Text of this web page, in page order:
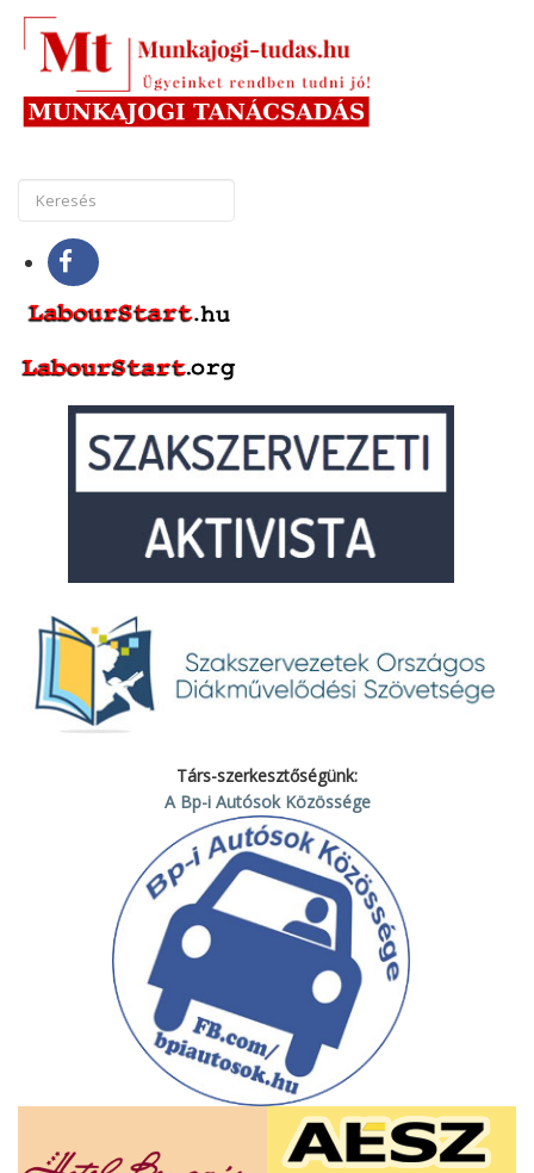
Társ-szerkesztőségünk:
A Bp-i Autósok Közössége